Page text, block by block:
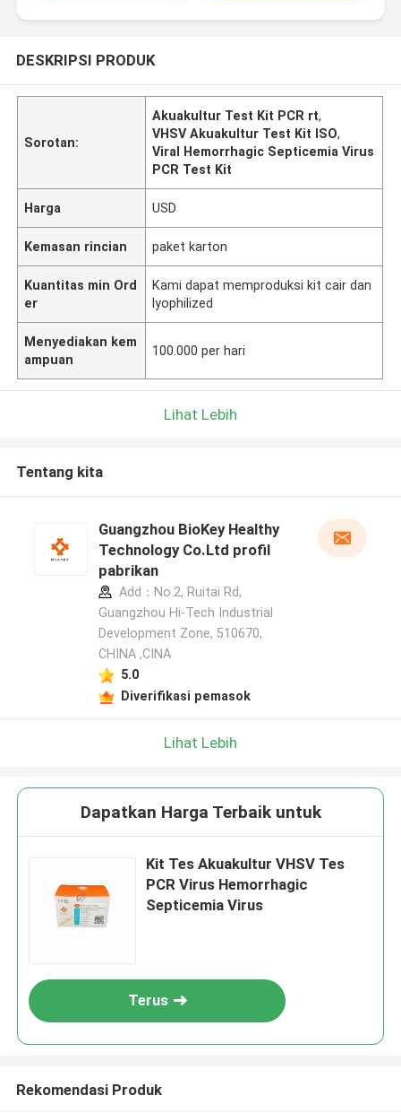
DESKRIPSI PRODUK
Sorotan:
Akuakultur Test Kit PCR rt,
VHSV Akuakultur Test Kit ISO,
Viral Hemorrhagic Septicemia Virus
PCR Test Kit
Harga USD
Kemasan rincian paket karton
Kuantitas min Ord
er
Kami dapat memproduksi kit cair dan
lyophilized
Menyediakan kem
ampuan
100.000 per hari
Lihat Lebih
Tentang kita
Guangzhou BioKey Healthy
Technology Co.Ltd profil
pabrikan
Add：No.2, Ruitai Rd,
Guangzhou Hi-Tech Industrial
Development Zone, 510670,
CHINA ,CINA
5.0
Diverifikasi pemasok
Lihat Lebih
Dapatkan Harga Terbaik untuk
Kit Tes Akuakultur VHSV Tes
PCR Virus Hemorrhagic
Septicemia Virus
Terus
Rekomendasi Produk